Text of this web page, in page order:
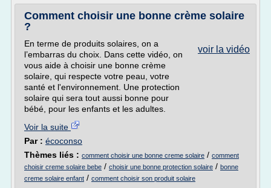
Comment choisir une bonne crème solaire
?
voir la vidéo
En terme de produits solaires, on a
l’embarras du choix. Dans cette vidéo, on
vous aide à choisir une bonne crème
solaire, qui respecte votre peau, votre
santé et l'environnement. Une protection
solaire qui sera tout aussi bonne pour
bébé, pour les enfants et les adultes.
Voir la suite
Par : écoconso
Thèmes liés : comment choisir une bonne creme solaire / comment
choisir creme solaire bebe / choisir une bonne protection solaire / bonne
creme solaire enfant / comment choisir son produit solaire